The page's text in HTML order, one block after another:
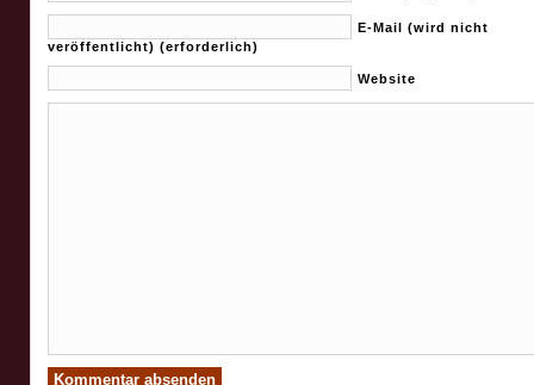
E-Mail (wird nicht
veröffentlicht) (erforderlich)
Website